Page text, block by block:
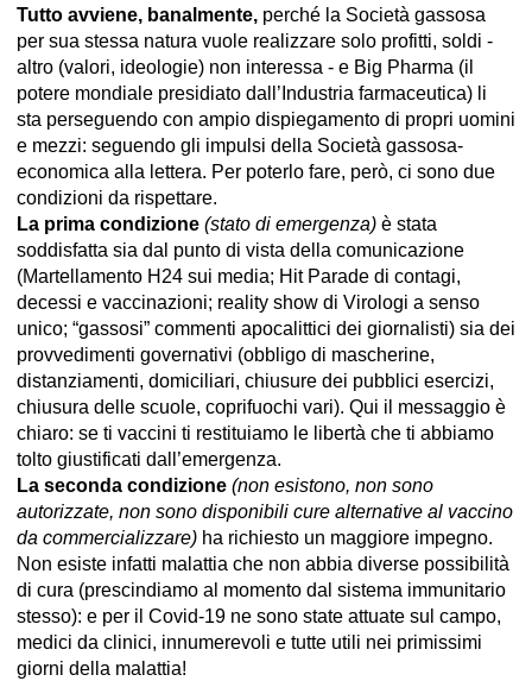
Tutto avviene, banalmente, perché la Società gassosa
per sua stessa natura vuole realizzare solo profitti, soldi -
altro (valori, ideologie) non interessa - e Big Pharma (il
potere mondiale presidiato dall’Industria farmaceutica) li
sta perseguendo con ampio dispiegamento di propri uomini
e mezzi: seguendo gli impulsi della Società gassosa-
economica alla lettera. Per poterlo fare, però, ci sono due
condizioni da rispettare.
La prima condizione (stato di emergenza) è stata
soddisfatta sia dal punto di vista della comunicazione
(Martellamento H24 sui media; Hit Parade di contagi,
decessi e vaccinazioni; reality show di Virologi a senso
unico; “gassosi” commenti apocalittici dei giornalisti) sia dei
provvedimenti governativi (obbligo di mascherine,
distanziamenti, domiciliari, chiusure dei pubblici esercizi,
chiusura delle scuole, coprifuochi vari). Qui il messaggio è
chiaro: se ti vaccini ti restituiamo le libertà che ti abbiamo
tolto giustificati dall’emergenza.
La seconda condizione (non esistono, non sono
autorizzate, non sono disponibili cure alternative al vaccino
da commercializzare) ha richiesto un maggiore impegno.
Non esiste infatti malattia che non abbia diverse possibilità
di cura (prescindiamo al momento dal sistema immunitario
stesso): e per il Covid-19 ne sono state attuate sul campo,
medici da clinici, innumerevoli e tutte utili nei primissimi
giorni della malattia!